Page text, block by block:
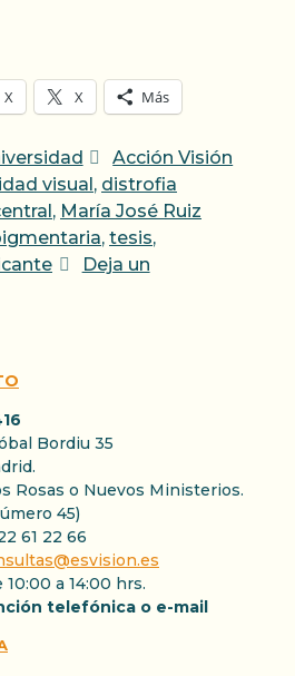
X X Más
Etiquetas
Acción Visión
visual, distrofia
, María José Ruiz
, tesis,
Deja un
Bordiu 35
Rosas o Nuevos Ministerios.
45)
61 22 66
10:00 a 14:00 hrs.
telefónica o e-mail